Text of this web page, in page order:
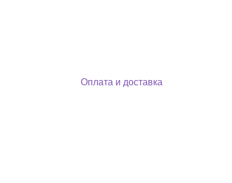
Оплата и доставка